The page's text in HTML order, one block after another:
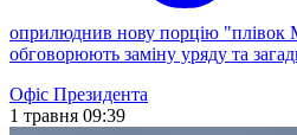
оприлюднив нову порцію "плівок
обговорюють заміну уряду та
Офіс Президента
1 травня 09:39